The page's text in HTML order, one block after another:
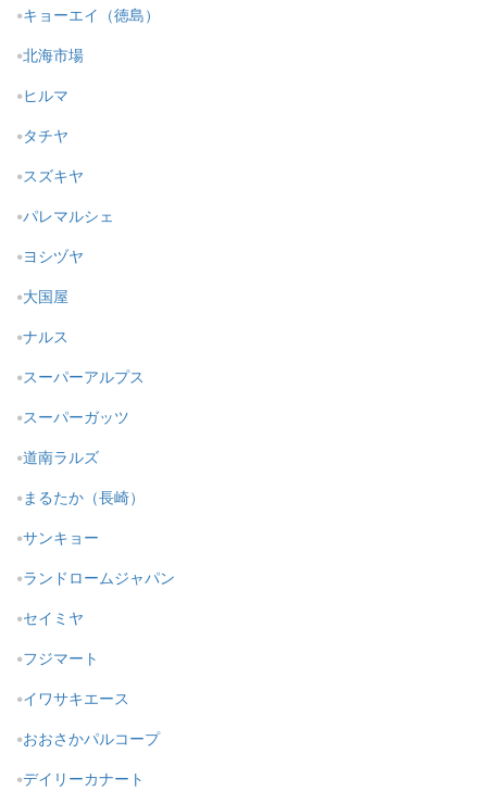
キョーエイ（徳島）
北海市場
ヒルマ
タチヤ
スズキヤ
パレマルシェ
ヨシヅヤ
大国屋
ナルス
スーパーアルプス
スーパーガッツ
道南ラルズ
まるたか（長崎）
サンキョー
ランドロームジャパン
セイミヤ
フジマート
イワサキエース
おおさかパルコープ
デイリーカナート